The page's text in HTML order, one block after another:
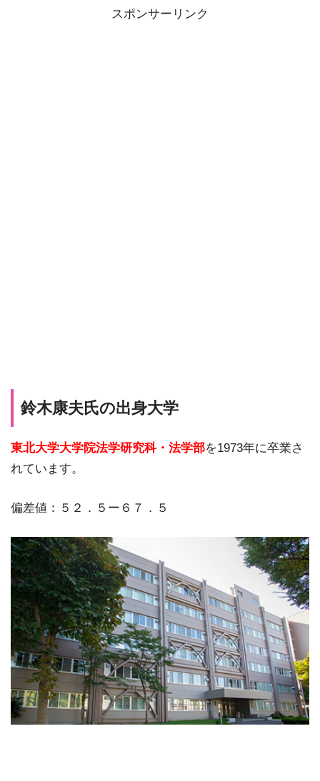
スポンサーリンク
鈴木康夫氏の出身大学
東北大学大学院法学研究科・法学部を1973年に卒業さ
れています。
偏差値：５２．５ー６７．５